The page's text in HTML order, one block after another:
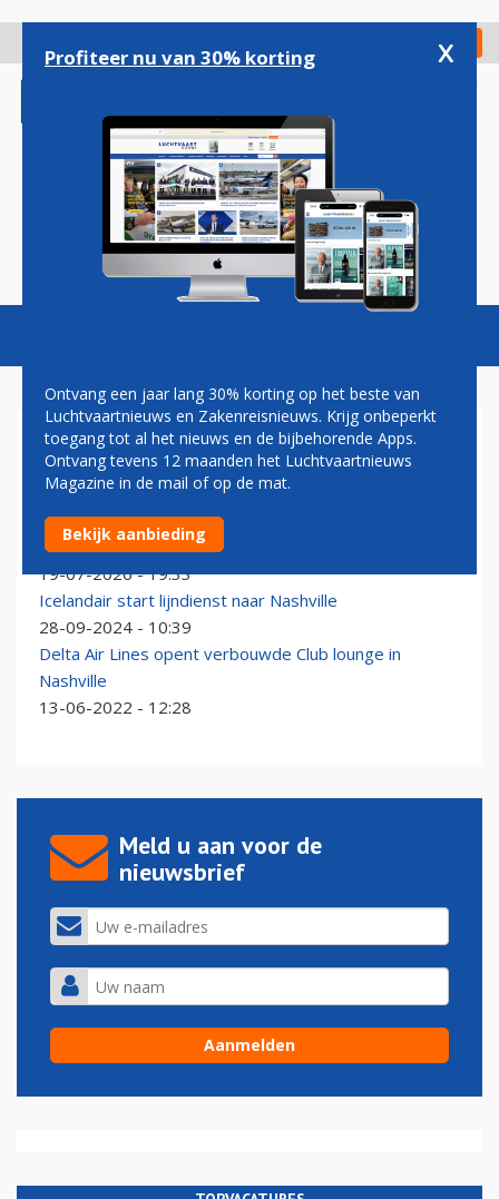
gaan
Check in
Magazine Podcasts Vacatures
NASHVILLE
Southwest lanceert rechtstreekse vluchten tussen
Aruba en muziekstad Nashville
19-07-2026 - 19:33
Icelandair start lijndienst naar Nashville
28-09-2024 - 10:39
Delta Air Lines opent verbouwde Club lounge in
Nashville
13-06-2022 - 12:28
Meld u aan voor de
nieuwsbrief
Profiteer nu van 30% korting x
Ontvang een jaar lang 30% korting op het beste van
Luchtvaartnieuws en Zakenreisnieuws. Krijg onbeperkt
toegang tot al het nieuws en de bijbehorende Apps.
Ontvang tevens 12 maanden het Luchtvaartnieuws
Magazine in de mail of op de mat.
Bekijk aanbieding